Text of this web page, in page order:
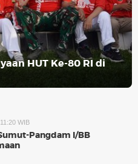
HUT Ke-80 RI di
WIB
Pangdam I/BB